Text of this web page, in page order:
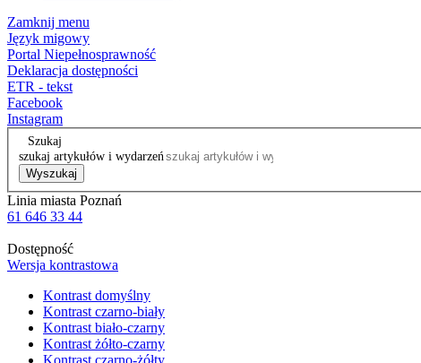
Zamknij menu
Język migowy
Portal Niepełnosprawność
Deklaracja dostępności
ETR - tekst
Facebook
Instagram
Szukaj
szukaj artykułów i wydarzeń
Wyszukaj
Linia miasta Poznań
61 646 33 44
Dostępność
Wersja kontrastowa
Kontrast domyślny
Kontrast czarno-biały
Kontrast biało-czarny
Kontrast żółto-czarny
Kontrast czarno-żółty